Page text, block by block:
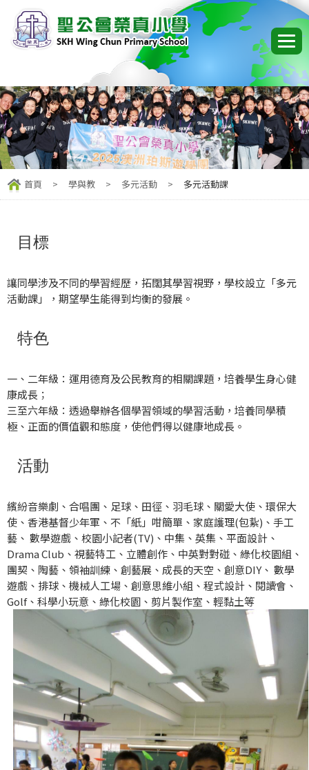
首頁 > 學與教 > 多元活動 > 多元活動課
目標
讓同學涉及不同的學習經歷，拓闊其學習視野，學校設立「多元
活動課」，期望學生能得到均衡的發展。
特色
一、二年級：運用德育及公民教育的相關課題，培養學生身心健
康成長；
三至六年級：透過舉辦各個學習領域的學習活動，培養同學積
極、正面的價值觀和態度，使他們得以健康地成長。
活動
繽紛音樂劇、合唱團、足球、田徑、羽毛球、關愛大使、環保大
使、香港基督少年軍、不「紙」咁簡單、家庭護理(包紥)、手工
藝、 數學遊戲、校園小記者(TV)、中集、英集、平面設計、
Drama Club、視藝特工、立體創作、中英對對碰、綠化校園組、
團契、陶藝、領袖訓練、創藝展、成長的天空、創意DIY、 數學
遊戲、排球、機械人工場、創意思維小組、程式設計、閱讀會、
Golf、科學小玩意、綠化校園、剪片製作室、輕黏土等